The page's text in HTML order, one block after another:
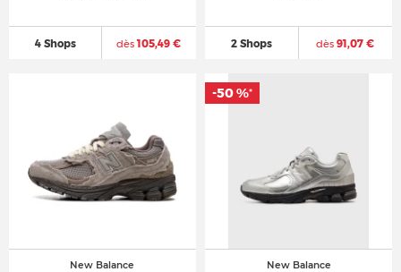
4 Shops dès105,49 € 2 Shops dès 91,07 €
New Balance New Balance
-50 %*